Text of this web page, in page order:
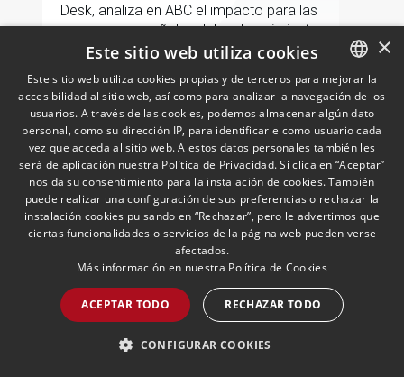
Desk, analiza en ABC el impacto para las
empresas españolas del endurecimiento
de las sanciones de EE.UU. contra Cuba.
LEER MÁS >>
Andersen nombra a Pablo
Gómez-Acebo como
codirector de Fiscal en Iberia
SPANISH
ENGLISH
PORTUGUESE
×
Este sitio web utiliza cookies
Este sitio web utiliza cookies propias y de terceros para mejorar la
accesibilidad al sitio web, así como para analizar la navegación de los
usuarios. A través de las cookies, podemos almacenar algún dato
personal, como su dirección IP, para identificarle como usuario cada
vez que acceda al sitio web. A estos datos personales también les
será de aplicación nuestra Política de Privacidad. Si clica en “Aceptar”
nos da su consentimiento para la instalación de cookies. También
puede realizar una configuración de sus preferencias o rechazar la
instalación cookies pulsando en “Rechazar”, pero le advertimos que
ciertas funcionalidades o servicios de la página web pueden verse
afectados.
Más información en nuestra Política de Cookies
ACEPTAR TODO RECHAZAR TODO
CONFIGURAR COOKIES